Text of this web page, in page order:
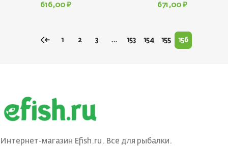
616,00 ₽ 671,00 ₽
← 1 2 3 … 153 154 155 156
Интернет-магазин Efish.ru. Все для рыбалки.